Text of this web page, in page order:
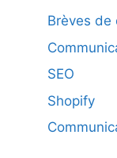
Brèves de
SEO
Shopify